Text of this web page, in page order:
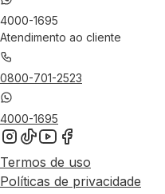
4000-1695
Atendimento ao cliente
0800-701-2523
4000-1695
Termos de uso
Políticas de privacidade